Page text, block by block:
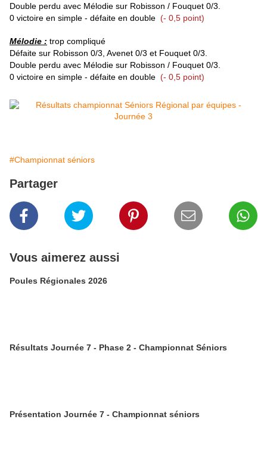
Double perdu avec Mélodie sur Robisson / Fouquet 0/3.
0 victoire en simple - défaite en double (- 0,5 point)
Mélodie : trop compliqué
Défaite sur Robisson 0/3, Avenet 0/3 et Fouquet 0/3.
Double perdu avec Mélodie sur Robisson / Fouquet 0/3.
0 victoire en simple - défaite en double (- 0,5 point)
#Championnat séniors
Partager
Vous aimerez aussi
Poules Régionales 2026
Résultats Journée 7 - Phase 2 - Championnat Séniors
Présentation Journée 7 - Championnat séniors